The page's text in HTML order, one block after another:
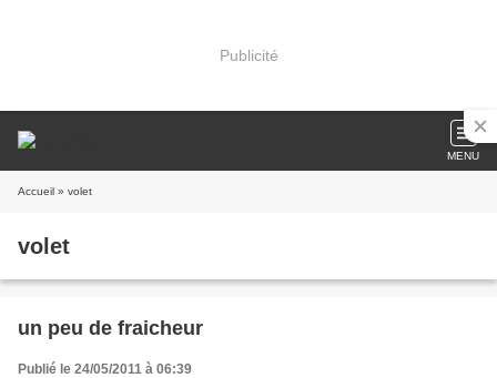
Publicité
MENU
Accueil » volet
volet
un peu de fraicheur
Publié le 24/05/2011 à 06:39